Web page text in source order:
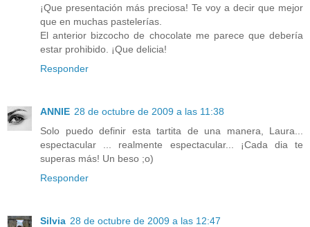
¡Que presentación más preciosa! Te voy a decir que mejor
que en muchas pastelerías.
El anterior bizcocho de chocolate me parece que debería
estar prohibido. ¡Que delicia!
Responder
ANNIE 28 de octubre de 2009 a las 11:38
Solo puedo definir esta tartita de una manera, Laura...
espectacular ... realmente espectacular... ¡Cada dia te
superas más! Un beso ;o)
Responder
Silvia 28 de octubre de 2009 a las 12:47